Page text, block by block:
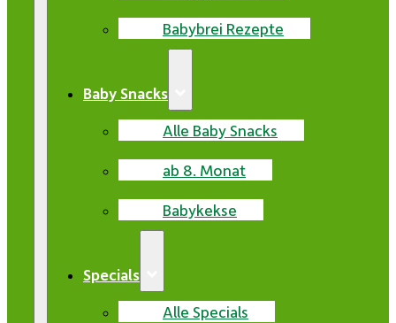
Babybrei Rezepte
Baby Snacks
Alle Baby Snacks
ab 8. Monat
Babykekse
Specials
Alle Specials